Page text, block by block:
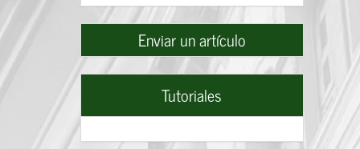
Enviar
un
Enviar un artículo
Tutoriales